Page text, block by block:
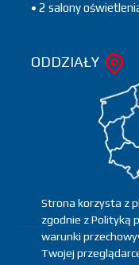
Strona korzysta z
zgodnie z Polityką
warunki
Twojej
• 2 salony
ODDZIAŁY